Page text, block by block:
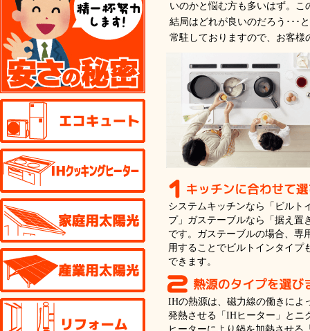
いのかと悩む方も多いはず。
結局はどれが良いのだろう･･･
常駐しておりますので、お客
システムキッチンなら「ビルト
プ」ガステーブルなら「据え置
です。ガステーブルの場合、専
用することでビルトインタイプ
できます。
IHの熱源は、磁力線の働きによ
発熱させる「IHヒーター」とニ
エコキュート
IHクッキングヒーター
家庭用太陽光発電
産業用太陽光発電
リフォーム